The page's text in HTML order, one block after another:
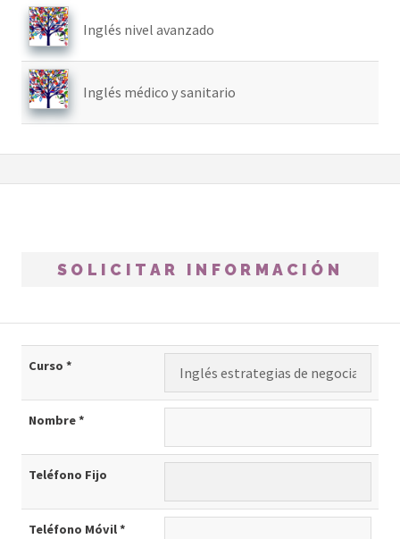
Inglés nivel avanzado
Inglés médico y sanitario
SOLICITAR INFORMACIÓN
Curso *
Nombre *
Teléfono Fijo
Teléfono Móvil *